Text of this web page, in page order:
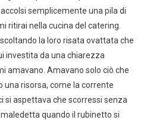
semplicemente una pila di
ritirai nella cucina del catering.
la loro risata ovattata che
investita da una chiarezza
amavano. Amavano solo ciò che
una risorsa, come la corrente
si aspettava che scorressi senza
quando il rubinetto si